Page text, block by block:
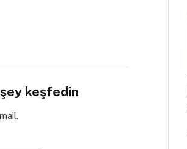
keşfedin